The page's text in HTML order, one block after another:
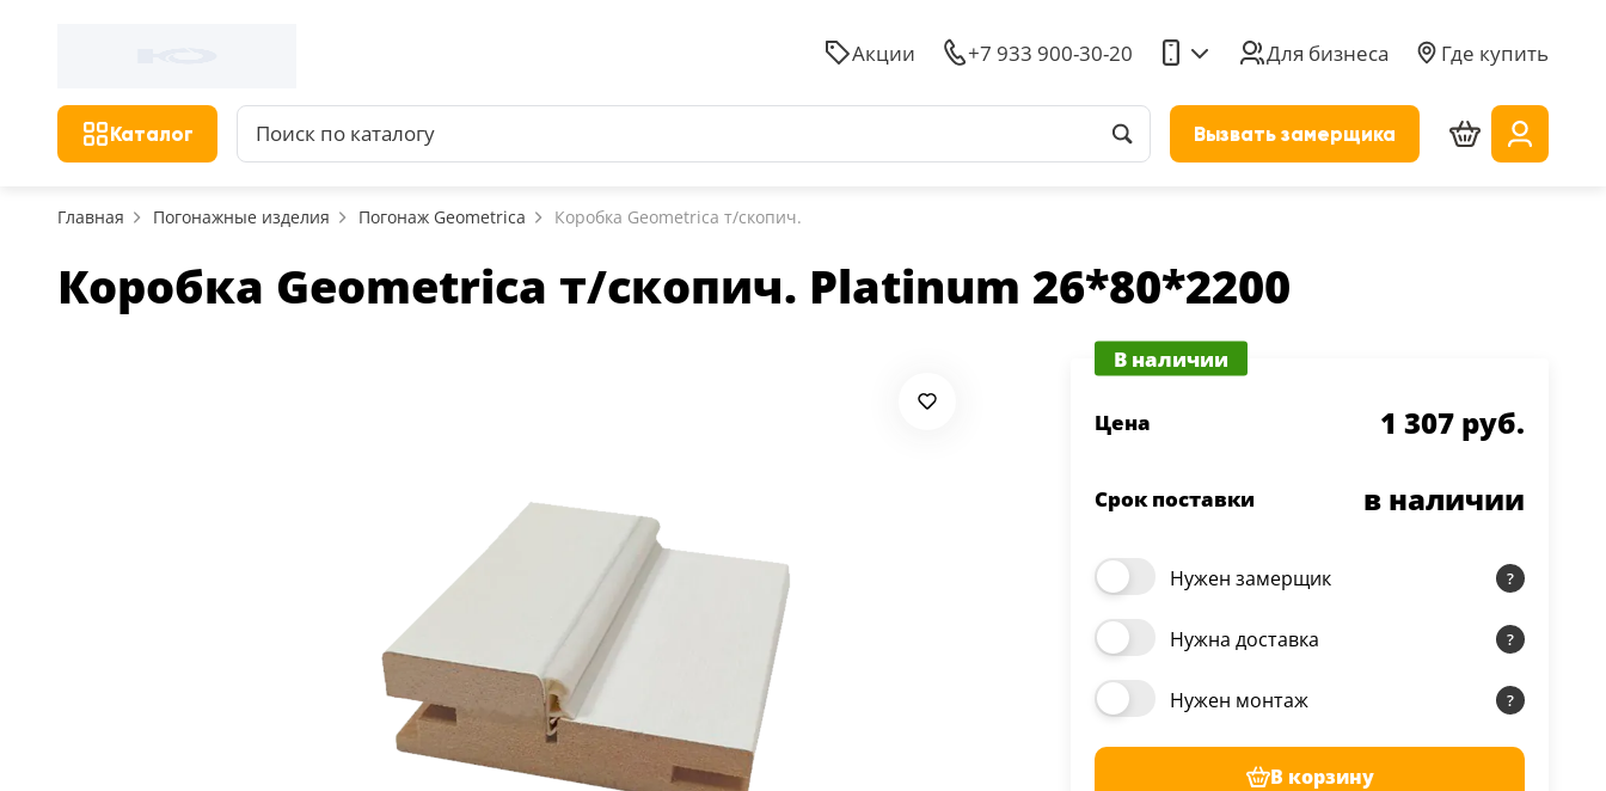
Каталог Вызвать замерщика
Акции +7 933 900-30-20 Для бизнеса Где купить
Главная Погонажные изделия Погонаж Geometrica Коробка Geometrica т/скопич.
Коробка Geometrica т/скопич. Platinum 26*80*2200
В наличии
Цена 1 307 руб.
Срок поставки в наличии
Нужен замерщик
Нужна доставка
Нужен монтаж
В корзину